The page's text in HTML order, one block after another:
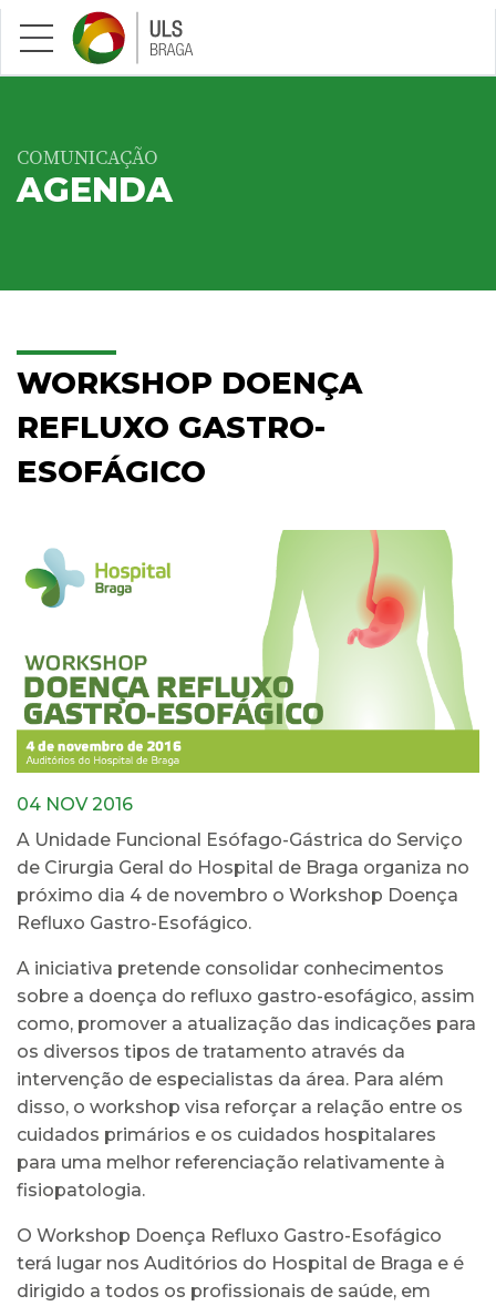
Saltar para conteúdo principal
COMUNICAÇÃO
AGENDA
WORKSHOP DOENÇA
REFLUXO GASTRO-
ESOFÁGICO
04 NOV 2016
A Unidade Funcional Esófago-Gástrica do Serviço
de Cirurgia Geral do Hospital de Braga organiza no
próximo dia 4 de novembro o Workshop Doença
Refluxo Gastro-Esofágico.
A iniciativa pretende consolidar conhecimentos
sobre a doença do refluxo gastro-esofágico, assim
como, promover a atualização das indicações para
os diversos tipos de tratamento através da
intervenção de especialistas da área. Para além
disso, o workshop visa reforçar a relação entre os
cuidados primários e os cuidados hospitalares
para uma melhor referenciação relativamente à
fisiopatologia.
O Workshop Doença Refluxo Gastro-Esofágico
terá lugar nos Auditórios do Hospital de Braga e é
dirigido a todos os profissionais de saúde, em